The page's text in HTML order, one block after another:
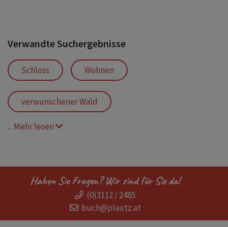
Verwandte Suchergebnisse
Schloss Wohnen
verwunschener Wald
romantischer Wald
Liebesgeschichte mit Natur
Liebesgeschichte auf dem Land
... Mehr lesen
Haben Sie Fragen? Wir sind für Sie da!
(0)3112 / 2485
buch@plautz.at